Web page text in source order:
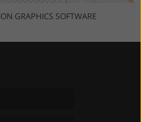
GRAPHICS SOFTWARE